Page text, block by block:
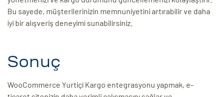
Bu sayede, müşterilerinizin memnuniyetini artırabilir ve daha
iyi bir alışveriş deneyimi sunabilirsiniz.
Sonuç
WooCommerce Yurtiçi Kargo entegrasyonu yapmak, e-